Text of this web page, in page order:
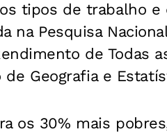
tipos de trabalho
na Pesquisa
de Todas
Geografia e
os 30% mais